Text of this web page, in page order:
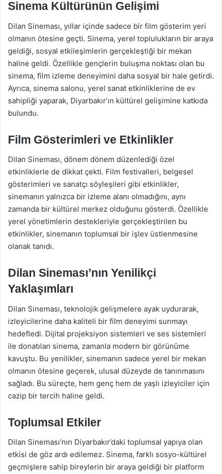
Sinema Kültürünün Gelişimi
Dilan Sineması, yıllar içinde sadece bir film gösterim yeri
olmanın ötesine geçti. Sinema, yerel toplulukların bir araya
geldiği, sosyal etkileşimlerin gerçekleştiği bir mekan
haline geldi. Özellikle gençlerin buluşma noktası olan bu
sinema, film izleme deneyimini daha sosyal bir hale getirdi.
Ayrıca, sinema salonu, yerel sanat etkinliklerine de ev
sahipliği yaparak, Diyarbakır’ın kültürel gelişimine katkıda
bulundu.
Film Gösterimleri ve Etkinlikler
Dilan Sineması, dönem dönem düzenlediği özel
etkinliklerle de dikkat çekti. Film festivalleri, belgesel
gösterimleri ve sanatçı söyleşileri gibi etkinlikler,
sinemanın yalnızca bir izleme alanı olmadığını, aynı
zamanda bir kültürel merkez olduğunu gösterdi. Özellikle
yerel yönetimlerin destekleriyle gerçekleştirilen bu
etkinlikler, sinemanın toplumsal bir işlev üstlenmesine
olanak tanıdı.
Dilan Sineması’nın Yenilikçi
Yaklaşımları
Dilan Sineması, teknolojik gelişmelere ayak uydurarak,
izleyicilerine daha kaliteli bir film deneyimi sunmayı
hedefledi. Dijital projeksiyon sistemleri ve ses sistemleri
ile donatılan sinema, zamanla modern bir görünüme
kavuştu. Bu yenilikler, sinemanın sadece yerel bir mekan
olmanın ötesine geçerek, ulusal düzeyde de tanınmasını
sağladı. Bu süreçte, hem genç hem de yaşlı izleyiciler için
cazip bir tercih haline geldi.
Toplumsal Etkiler
Dilan Sineması’nın Diyarbakır’daki toplumsal yapıya olan
etkisi de göz ardı edilemez. Sinema, farklı sosyo-kültürel
geçmişlere sahip bireylerin bir araya geldiği bir platform